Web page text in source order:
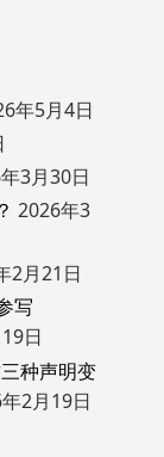
年5月4日
3月30日
2026年3
2月21日
写
日
种声明变
2月19日